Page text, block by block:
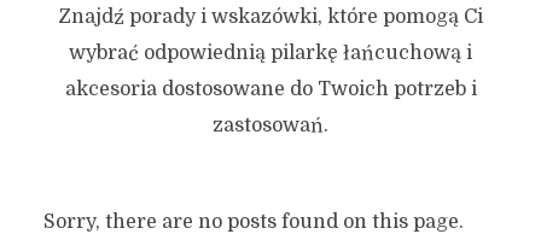
Znajdź porady i wskazówki, które pomogą Ci
wybrać odpowiednią pilarkę łańcuchową i
akcesoria dostosowane do Twoich potrzeb i
zastosowań.
Sorry, there are no posts found on this page.